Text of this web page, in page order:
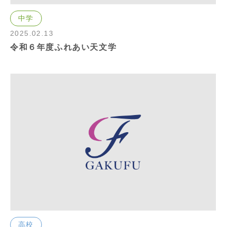
中学
2025.02.13
令和６年度ふれあい天文学
高校